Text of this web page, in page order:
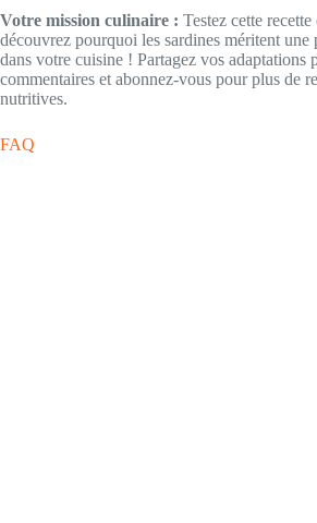
Votre mission culinaire : Testez cette
découvrez pourquoi les sardines méritent une
dans votre cuisine ! Partagez vos adaptations
commentaires et abonnez-vous pour plus de
nutritives.
FAQ